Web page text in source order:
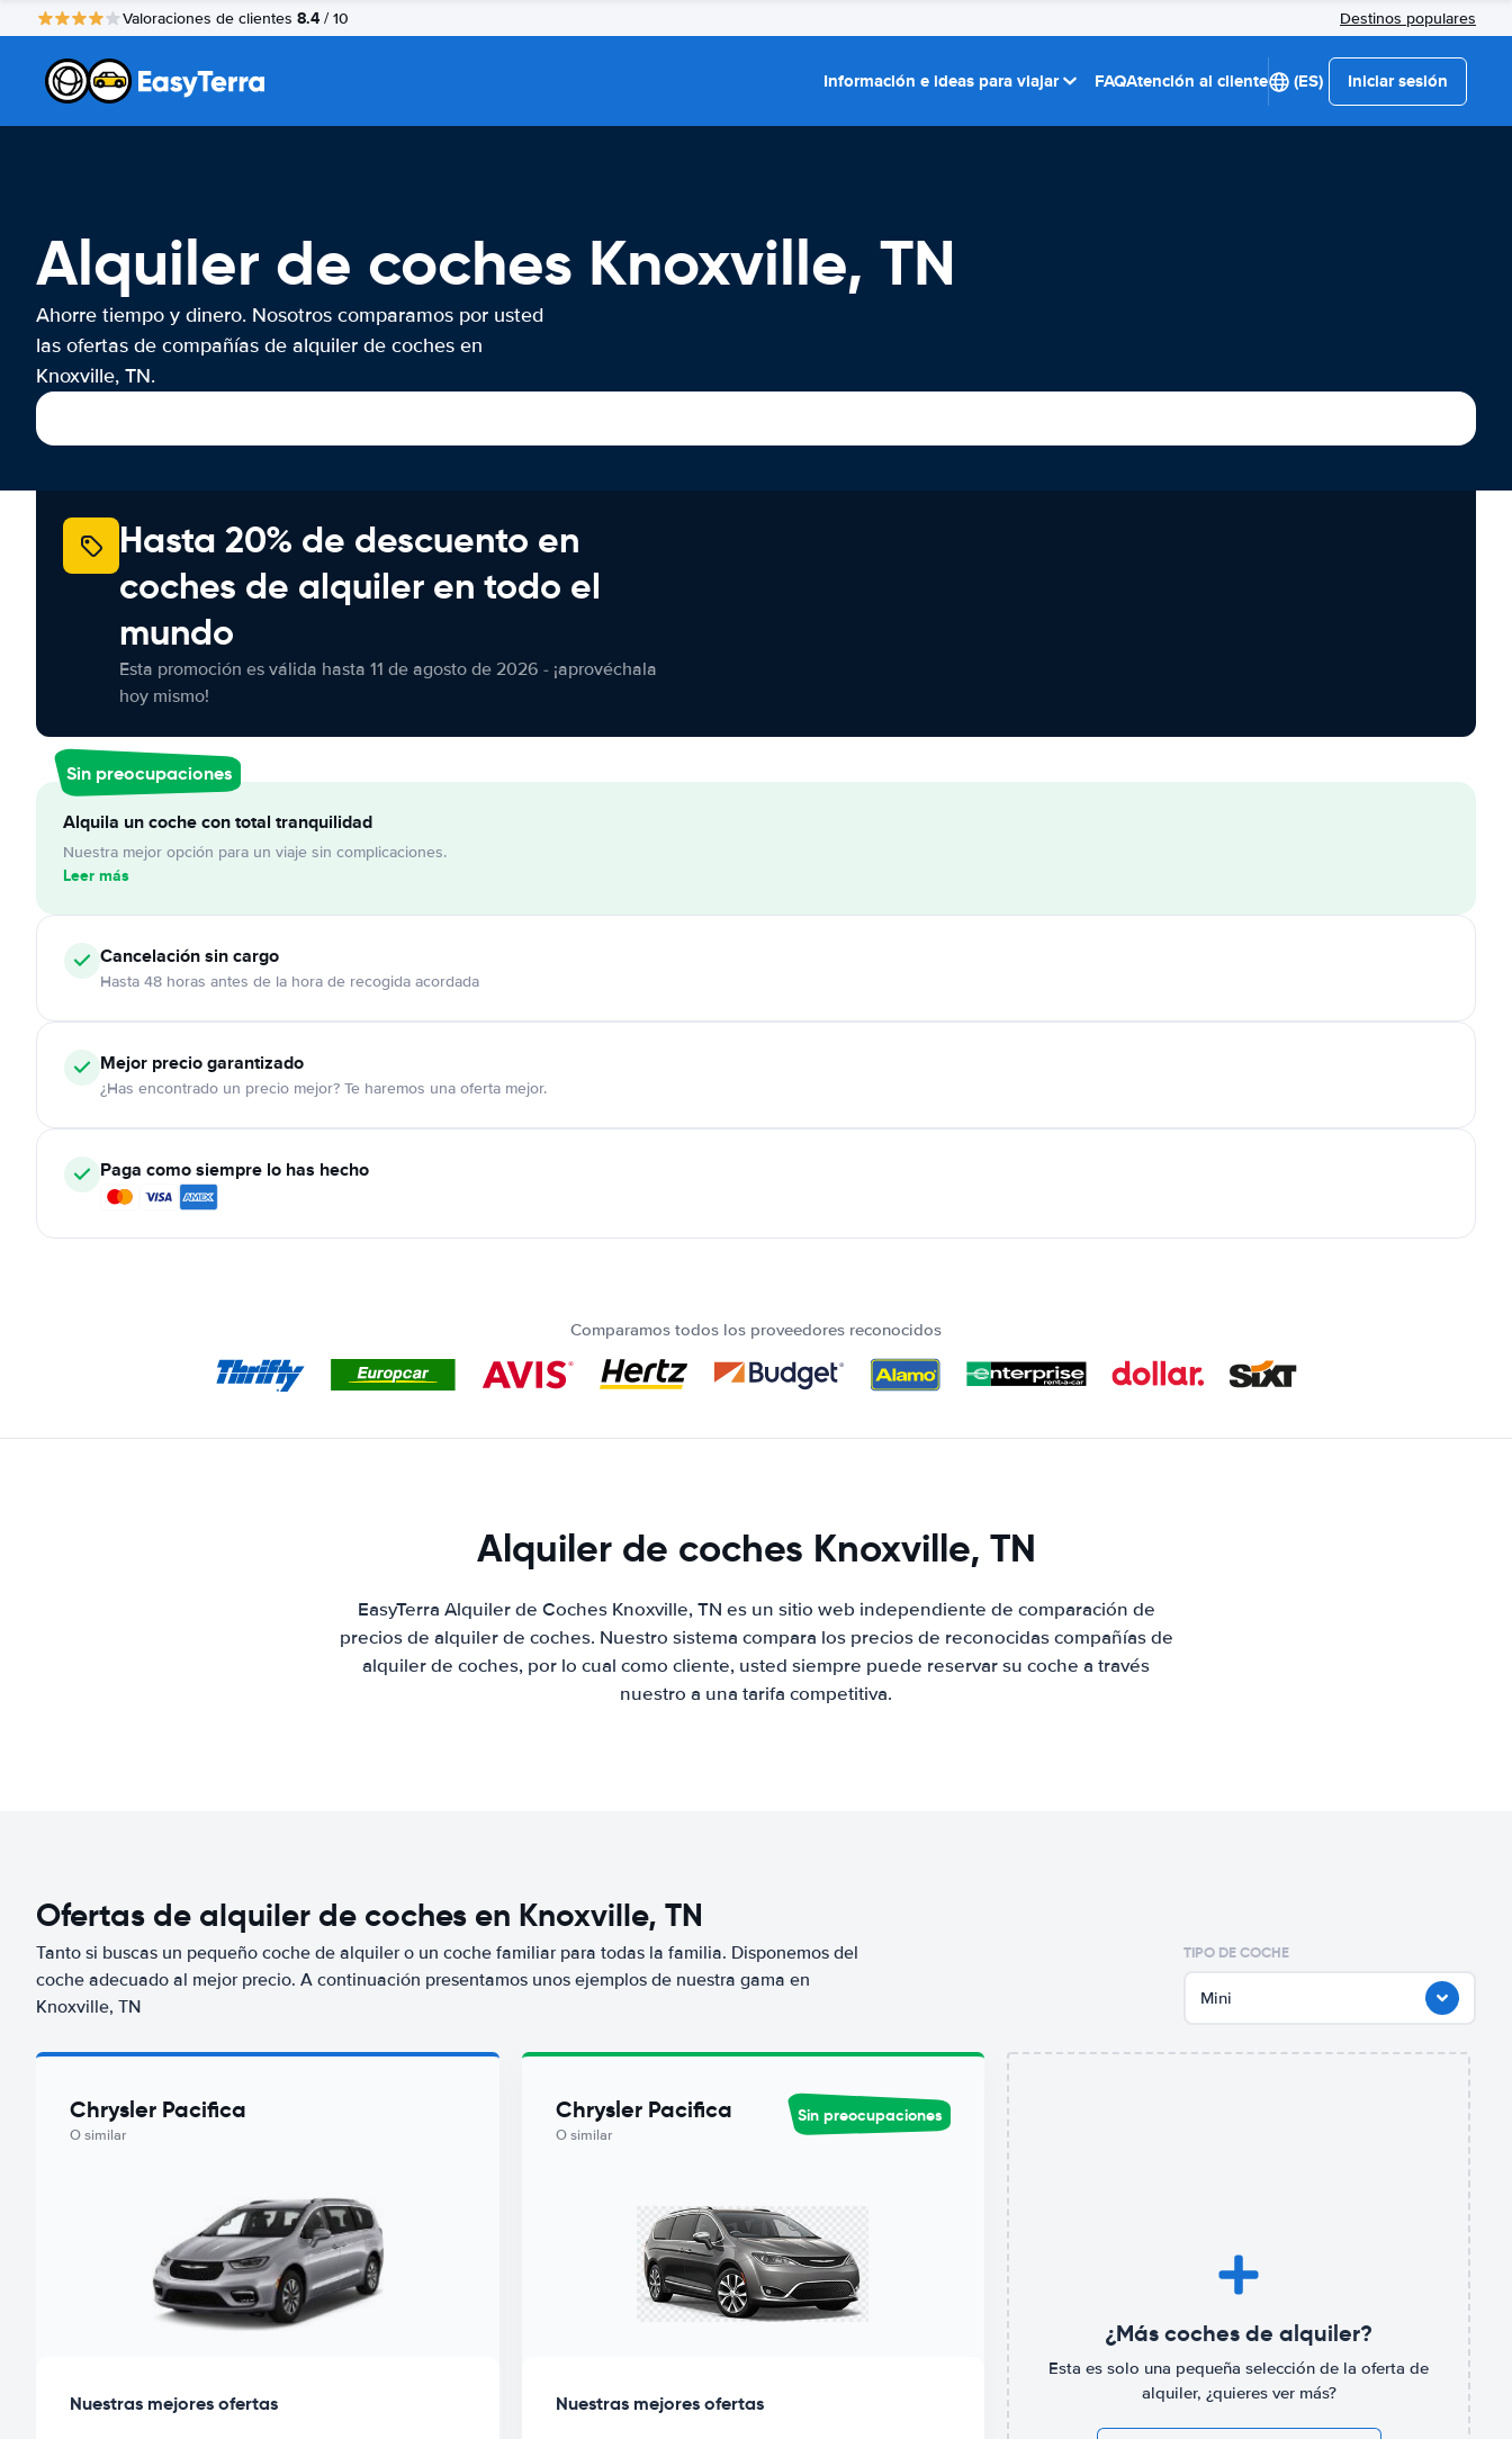
Valoraciones de clientes 8.4 / 10 Destinos populares
Información e ideas para viajar FAQAtención al cliente (ES) Iniciar sesión
Alquiler de coches Knoxville, TN
Ahorre tiempo y dinero. Nosotros comparamos por usted
las ofertas de compañías de alquiler de coches en
Knoxville, TN.
Hasta 20% de descuento en
coches de alquiler en todo el
mundo
Esta promoción es válida hasta 11 de agosto de 2026 - ¡aprovéchala
hoy mismo!
Sin preocupaciones
Alquila un coche con total tranquilidad
Nuestra mejor opción para un viaje sin complicaciones.
Leer más
Cancelaciónsin cargo
Hasta 48 horas antes de la hora de recogida acordada
Mejor precio garantizado
¿Has encontrado un precio mejor? Te haremos una oferta mejor.
Paga como siempre lo has hecho
Comparamos todos los proveedores reconocidos
Alquiler de coches Knoxville, TN
EasyTerra Alquiler de Coches Knoxville, TN es un sitio web independiente de comparación de
precios de alquiler de coches. Nuestro sistema compara los precios de reconocidas compañías de
alquiler de coches, por lo cual como cliente, usted siempre puede reservar su coche a través
nuestro a una tarifa competitiva.
Ofertas de alquiler de coches en Knoxville, TN
Tanto si buscas un pequeño coche de alquiler o un coche familiar para todas la familia. Disponemos del
coche adecuado al mejor precio. A continuación presentamos unos ejemplos de nuestra gama en
Knoxville, TN
TIPO DE COCHE
Mini
Chrysler Pacifica
O similar
Nuestras mejores ofertas
Chrysler Pacifica
O similar
Sin preocupaciones
Nuestras mejores ofertas
¿Más coches de alquiler?
Esta es solo una pequeña selección de la oferta de
alquiler, ¿quieres ver más?